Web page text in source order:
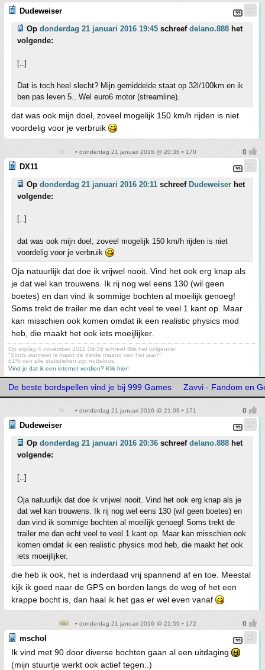
Dudeweiser
Op donderdag 21 januari 2016 19:45 schreef delano.888 het
volgende:
[..]
Dat is toch heel slecht? Mijn gemiddelde staat op 32l/100km en ik
ben pas leven 5.. Wel euro6 motor (streamline).
dat was ook mijn doel, zoveel mogelijk 150 km/h rijden is niet
voordelig voor je verbruik
• donderdag 21 januari 2016 @ 20:36 • 170
DX11
Op donderdag 21 januari 2016 20:11 schreef Dudeweiser het
volgende:
[..]
dat was ook mijn doel, zoveel mogelijk 150 km/h rijden is niet
voordelig voor je verbruik
Oja natuurlijk dat doe ik vrijwel nooit. Vind het ook erg knap als
je dat wel kan trouwens. Ik rij nog wel eens 130 (wil geen
boetes) en dan vind ik sommige bochten al moeilijk genoeg!
Soms trekt de trailer me dan echt veel te veel 1 kant op. Maar
kan misschien ook komen omdat ik een realistic physics mod
heb, die maakt het ook iets moeijlijker.
Op vrijdag 4 november 2011 09:39 schreef Blik het volgende:
"Sinds wanneer is maart de derde maand van het jaar?"
61% van alle statistieken zijn nutteloos.
Vind je dat ik een internet verdien? Klik hier!
De beste bordspellen vind je bij 999 Games Zavvi - Fandom en
• donderdag 21 januari 2016 @ 21:09 • 171
Dudeweiser
Op donderdag 21 januari 2016 20:36 schreef delano.888 het
volgende:
[..]
Oja natuurlijk dat doe ik vrijwel nooit. Vind het ook erg knap als je
dat wel kan trouwens. Ik rij nog wel eens 130 (wil geen boetes) en
dan vind ik sommige bochten al moeilijk genoeg! Soms trekt de
trailer me dan echt veel te veel 1 kant op. Maar kan misschien ook
komen omdat ik een realistic physics mod heb, die maakt het ook
iets moeijlijker.
die heb ik ook, het is inderdaad vrij spannend af en toe. Meestal
kijk ik goed naar de GPS en borden langs de weg of het een
krappe bocht is, dan haal ik het gas er wel even vanaf
• donderdag 21 januari 2016 @ 21:59 • 172
mschol
Ik vind met 90 door diverse bochten gaan al een uitdaging
(mijn stuurtje werkt ook actief tegen..)